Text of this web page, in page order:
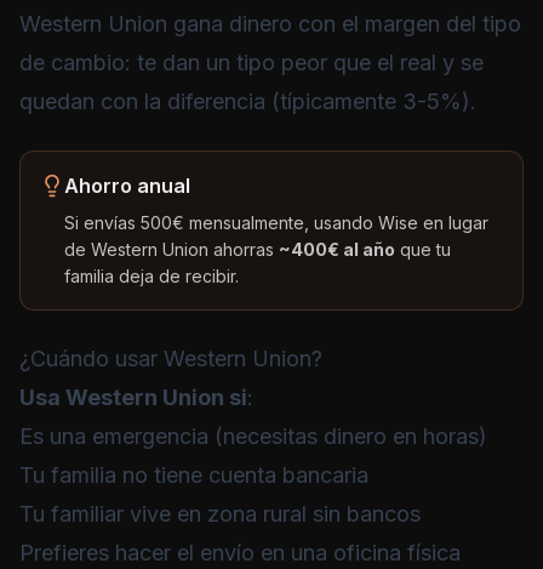
Western Union gana dinero con el margen del tipo
de cambio: te dan un tipo peor que el real y se
quedan con la diferencia (típicamente 3-5%).
Ahorro anual
Si envías 500€ mensualmente, usando Wise en lugar
de Western Union ahorras ~400€ al año que tu
familia deja de recibir.
¿Cuándo usar Western Union?
Usa Western Union si:
Es una emergencia (necesitas dinero en horas)
Tu familia no tiene cuenta bancaria
Tu familiar vive en zona rural sin bancos
Prefieres hacer el envío en una oficina física